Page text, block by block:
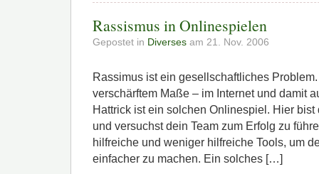
Rassismus in Onlinespielen
Gepostet in Diverses am 21. Nov. 2006
Rassimus ist ein gesellschaftliches
verschärftem Maße – im Internet und damit
Hattrick ist ein solchen Onlinespiel. Hier
und versuchst dein Team zum Erfolg zu
hilfreiche und weniger hilfreiche Tools, um
einfacher zu machen. Ein solches […]